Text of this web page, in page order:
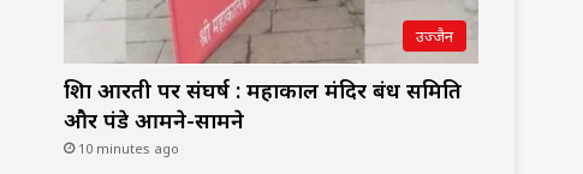
उज्जैन
शिप्रा आरती पर संघर्ष : महाकाल मंदिर प्रबंध समिति
और पंडे आमने-सामने
10 minutes ago